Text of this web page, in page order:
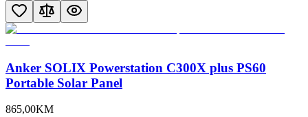
Anker SOLIX Powerstation C300X plus PS60
Portable Solar Panel
865,00KM